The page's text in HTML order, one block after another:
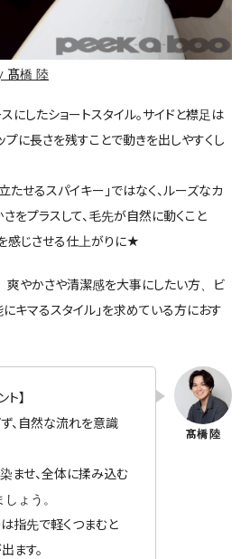
髙橋 陸
にしたショートスタイル。サイドと襟足は
プに長さを残すことで動きを出しやすくし
たせるスパイキー」ではなく、ルーズなカ
をプラスして、毛先が自然に動くこと
感じさせる仕上がりに★
爽やかさや清潔感を大事にしたい方、ビ
キマるスタイル」を求めている方におす
】
、自然な流れを意識
ませ、全体に揉み込む
ょう。
指先で軽くつまむと
ます。